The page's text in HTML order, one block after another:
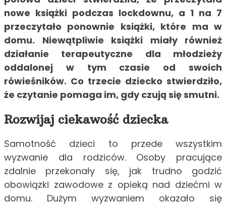
nowe książki podczas lockdownu, a 1 na 7
przeczytało ponownie książki, które ma w
domu. Niewątpliwie książki miały również
działanie terapeutyczne dla młodzieży
oddalonej w tym czasie od swoich
rówieśników. Co trzecie dziecko stwierdziło,
że czytanie pomaga im, gdy czują się smutni.
Rozwijaj ciekawość dziecka
Samotność dzieci to przede wszystkim
wyzwanie dla rodziców. Osoby pracujące
zdalnie przekonały się, jak trudno godzić
obowiązki zawodowe z opieką nad dziećmi w
domu. Dużym wyzwaniem okazało się